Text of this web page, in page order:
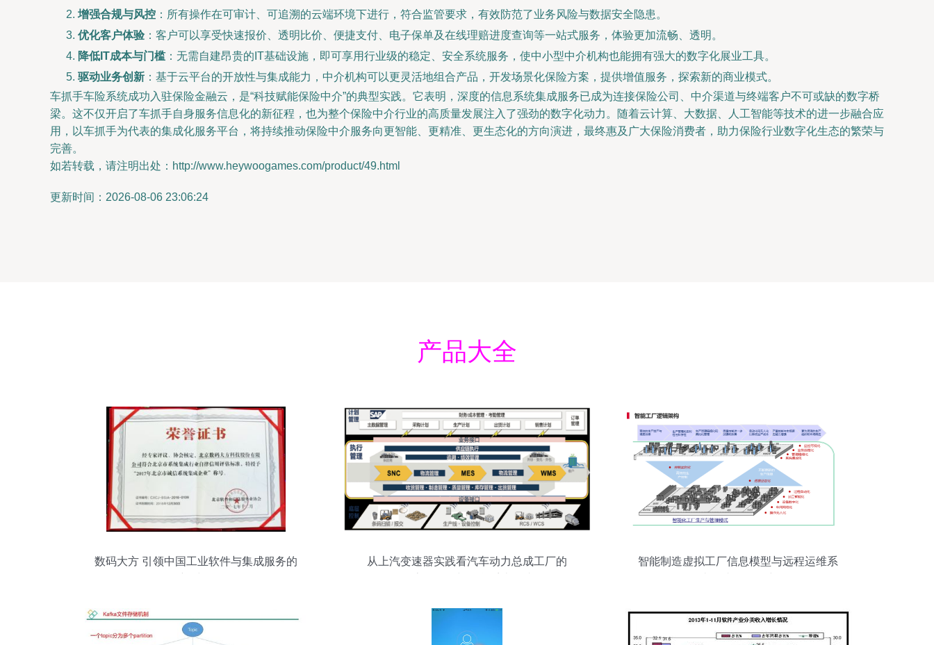
增强合规与风控 ：所有操作在可审计、可追溯的云端环境下进行，符合监管要求，有效防范了业务风险与数据安全隐患。
优化客户体验 ：客户可以享受快速报价、透明比价、便捷支付、电子保单及在线理赔进度查询等一站式服务，体验更加流畅、透明。
降低IT成本与门槛：无需自建昂贵的IT基础设施，即可享用行业级的稳定、安全系统服务，使中小型中介机构也能拥有强大的数字化展业工具。
驱动业务创新 ：基于云平台的开放性与集成能力，中介机构可以更灵活地组合产品，开发场景化保险方案，提供增值服务，探索新的商业模式。
车抓手车险系统成功入驻保险金融云，是“科技赋能保险中介”的典型实践。它表明，深度的信息系统集成服务已成为连接保险公司、中介渠道与终端客户不可或缺的数字桥
梁。这不仅开启了车抓手自身服务信息化的新征程，也为整个保险中介行业的高质量发展注入了强劲的数字化动力。随着云计算、大数据、人工智能等技术的进一步融合应
用，以车抓手为代表的集成化服务平台，将持续推动保险中介服务向更智能、更精准、更生态化的方向演进，最终惠及广大保险消费者，助力保险行业数字化生态的繁荣与
完善。
如若转载，请注明出处：http://www.heywoogames.com/product/49.html
更新时间：2026-08-06 23:06:24
产品大全
数码大方 引领中国工业软件与集成服务的
从上汽变速器实践看汽车动力总成工厂的
智能制造虚拟工厂信息模型与远程运维系